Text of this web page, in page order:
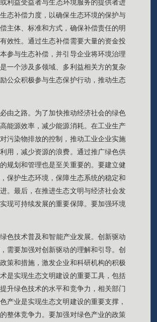
利益受益者与生态环境服务的提供者进
态补偿力度，以确保生态环境的保护与
主体、标准和方式，确保补偿责任的明
效性。通过生态补偿需要大量的资金投
参与生态补偿，并引导企业将环境治理
一个涉及多领域、多利益相关方的复杂
公众积极参与生态保护行动，推动生态
由之路。为了加快推动经济社会的绿色
能源效率，减少能源消耗。在工业生产
污染物排放的控制，推动工业企业实施
用，减少资源的浪费。通过推广绿色供
规划和管理也是至关重要的。要建立健
保护生态环境，保障生态系统的稳定和
。最后，在推进生态文明与经济社会发
现可持续发展的重要保障。要加强环境
色技术普及和智能产业发展。创新驱动
需要加强对创新驱动的理解和引导。创
策和措施，激发企业和科研机构的积极
是实现生态文明建设的重要工具，包括
升绿色技术的水平和竞争力，相关部门
产业是实现生态文明建设的重要支撑，
整体竞争力。要加强对绿色产业的政策